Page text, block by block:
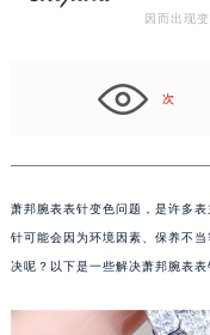
因而出现
次
萧邦腕表表针变色问题，是许多
针可能会因为环境因素、保养不
决呢？以下是一些解决萧邦腕表表